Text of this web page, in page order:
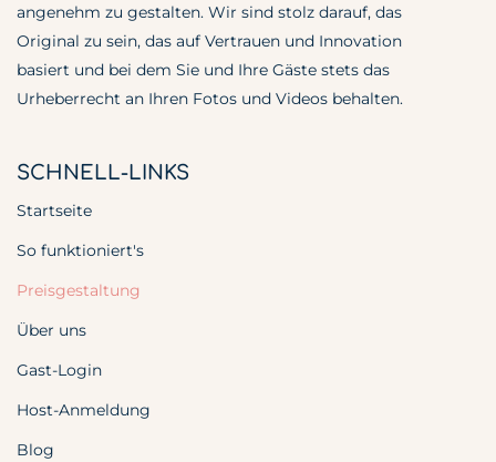
angenehm zu gestalten. Wir sind stolz darauf, das
Original zu sein, das auf Vertrauen und Innovation
basiert und bei dem Sie und Ihre Gäste stets das
Urheberrecht an Ihren Fotos und Videos behalten.
SCHNELL-LINKS
Startseite
So funktioniert's
Preisgestaltung
Über uns
Gast-Login
Host-Anmeldung
Blog